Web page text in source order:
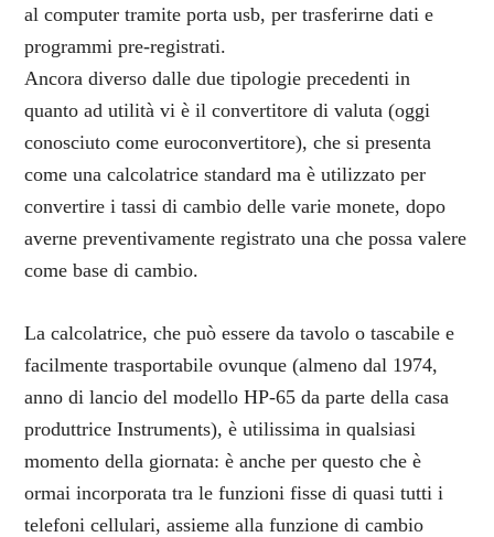
al computer tramite porta usb, per trasferirne dati e
programmi pre-registrati.
Ancora diverso dalle due tipologie precedenti in
quanto ad utilità vi è il convertitore di valuta (oggi
conosciuto come euroconvertitore), che si presenta
come una calcolatrice standard ma è utilizzato per
convertire i tassi di cambio delle varie monete, dopo
averne preventivamente registrato una che possa valere
come base di cambio.
La calcolatrice, che può essere da tavolo o tascabile e
facilmente trasportabile ovunque (almeno dal 1974,
anno di lancio del modello HP-65 da parte della casa
produttrice Instruments), è utilissima in qualsiasi
momento della giornata: è anche per questo che è
ormai incorporata tra le funzioni fisse di quasi tutti i
telefoni cellulari, assieme alla funzione di cambio